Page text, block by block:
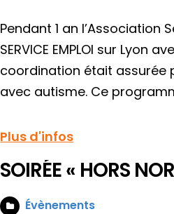
Pendant 1 an
SERVICE EMPLOI sur Lyon
coordination était assurée
avec autisme. Ce
Plus d'infos
SOIRÉE « HORS
Évènements